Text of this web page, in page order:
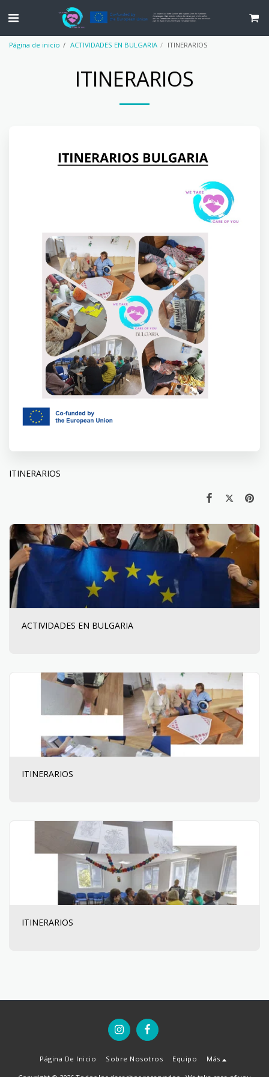
Página de inicio ACTIVIDADES EN BULGARIA ITINERARIOS
ITINERARIOS
ITINERARIOS
ACTIVIDADES EN BULGARIA
ITINERARIOS
ITINERARIOS
Página De Inicio Sobre Nosotros Equipo Más